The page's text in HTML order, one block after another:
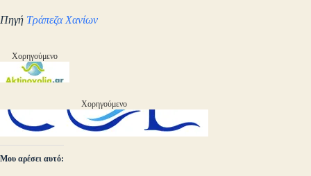
Πηγή Τράπεζα Χανίων
Χορηγούμενο
Χορηγούμενο
Μου αρέσει αυτό: